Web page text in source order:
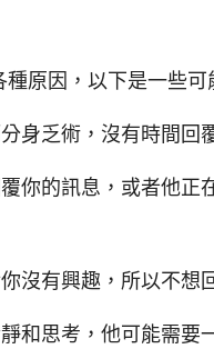
原因，以下是一些可
身乏術，沒有時間回
你的訊息，或者他正
沒有興趣，所以不想
和思考，他可能需要